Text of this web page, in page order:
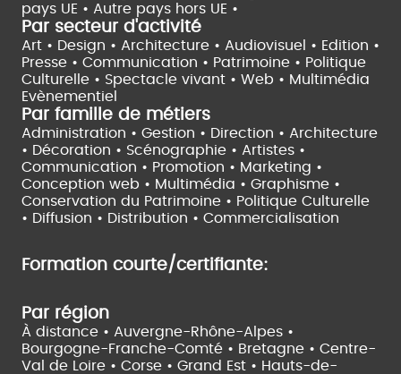
pays UE • Autre pays hors UE •
Par secteur d'activité
Art • Design • Architecture • Audiovisuel • Edition •
Presse • Communication • Patrimoine • Politique
Culturelle • Spectacle vivant • Web • Multimédia
Evènementiel
Par famille de métiers
Administration • Gestion • Direction • Architecture
• Décoration • Scénographie • Artistes •
Communication • Promotion • Marketing •
Conception web • Multimédia • Graphisme •
Conservation du Patrimoine • Politique Culturelle
• Diffusion • Distribution • Commercialisation
Formation courte/certifiante:
Par région
À distance • Auvergne-Rhône-Alpes •
Bourgogne-Franche-Comté • Bretagne • Centre-
Val de Loire • Corse • Grand Est • Hauts-de-